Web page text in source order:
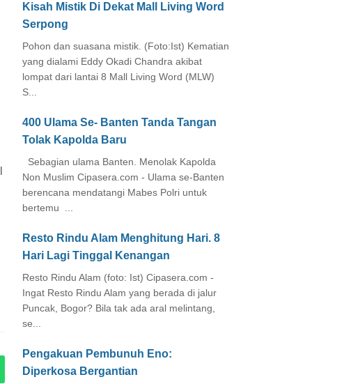
Kisah Mistik Di Dekat Mall Living Word
Serpong
Pohon dan suasana mistik. (Foto:Ist) Kematian
yang dialami Eddy Okadi Chandra akibat
lompat dari lantai 8 Mall Living Word (MLW)
S...
400 Ulama Se- Banten Tanda Tangan
Tolak Kapolda Baru
Sebagian ulama Banten. Menolak Kapolda
Non Muslim Cipasera.com - Ulama se-Banten
berencana mendatangi Mabes Polri untuk
bertemu ...
Resto Rindu Alam Menghitung Hari. 8
Hari Lagi Tinggal Kenangan
Resto Rindu Alam (foto: Ist) Cipasera.com -
Ingat Resto Rindu Alam yang berada di jalur
Puncak, Bogor? Bila tak ada aral melintang,
se...
Pengakuan Pembunuh Eno:
Diperkosa Bergantian